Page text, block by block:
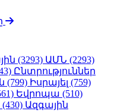
(3293) ԱՄՆ (2293)
Ընտրություններ
(799) Իսրայել (759)
Եվրոպա (510)
(430) Ազգային